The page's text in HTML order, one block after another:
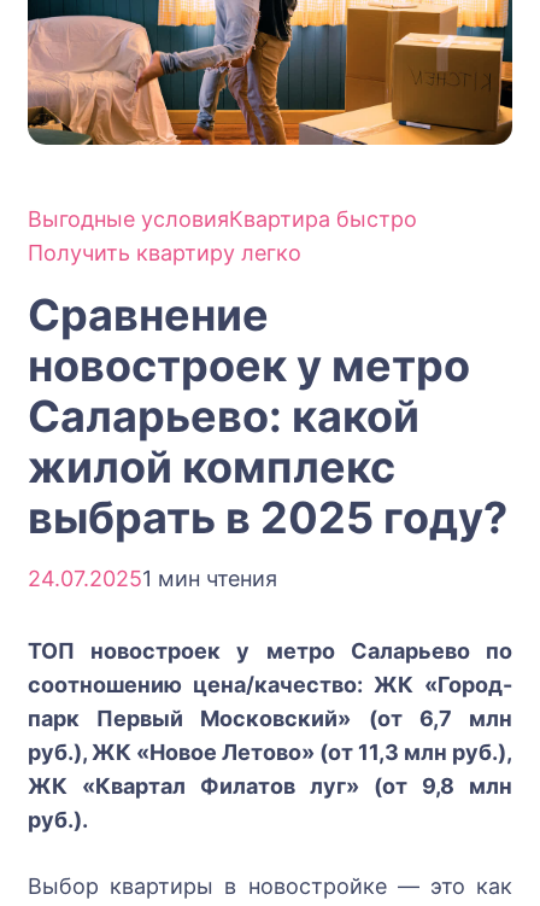
Выгодные условияКвартира быстро
Получить квартиру легко
Сравнение
новостроек у метро
Саларьево: какой
жилой комплекс
выбрать в 2025 году?
24.07.20251 мин чтения
ТОП новостроек у метро Саларьево по
соотношению цена/качество: ЖК «Город-
парк Первый Московский» (от 6,7 млн
руб.), ЖК «Новое Летово» (от 11,3 млн руб.),
ЖК «Квартал Филатов луг» (от 9,8 млн
руб.).
Выбор квартиры в новостройке — это как